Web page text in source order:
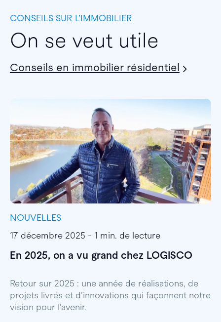
CONSEILS SUR L’IMMOBILIER
On se veut utile
Conseils en immobilier résidentiel
NOUVELLES
17 décembre 2025 - 1 min. de lecture
En 2025, on a vu grand chez LOGISCO
Retour sur 2025 : une année de réalisations, de
projets livrés et d’innovations qui façonnent notre
vision pour l’avenir.